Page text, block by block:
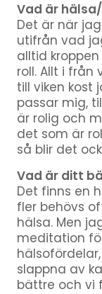
Vad är
Det är när
utifrån vad
alltid
roll. Allt i från
till viken kost
passar mig,
är rolig och
det som är
så blir det
Vad är ditt
Det finns en
fler behövs
hälsa. Men
meditation
slappna av
bättre och vi